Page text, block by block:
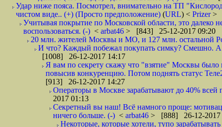
Удар ниже пояса. Посмотрел, внимательно на ТП
чистом виде.. (+) (Просто предположение) (URL) < Prizer>
Учитывая покрытие по Московской области, это далеко
воспользоваться. (-) < arbat46 > [843] 25-12-2017 09:20
20 млн. жителей Москвы и МО, и 127 млн. остальной
И что? Каждый побежал покупать симку? Смешно. А
[1008] 26-12-2017 14:17
Я вам по секрету скажу что "взятие" Москвы
повысив конкуренцию. Потом поднять статус
[913] 26-12-2017 14:27
Операторы в Москве зарабатывают до 40% всей
2017 01:13
Секретный вы наш! Всё намного проще:
ничего больше. (-) < arbat46 > [888] 26-12-2017
Некоторые, которые хотели, тупо